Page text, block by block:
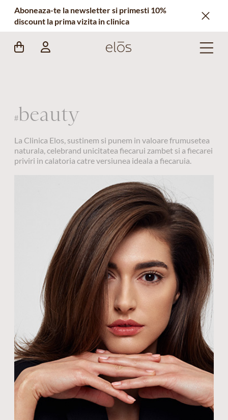
Aboneaza-te la newsletter si primesti 10%
discount la prima vizita in clinica
#beauty
La Clinica Elos, sustinem si punem in valoare frumusetea
naturala, celebrand unicitatea fiecarui zambet si a fiecarei
priviri in calatoria catre versiunea ideala a fiecaruia.